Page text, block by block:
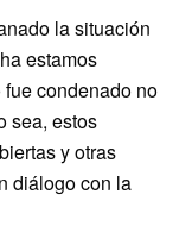
la situación
estamos
condenado no
sea, estos
y otras
diálogo con la